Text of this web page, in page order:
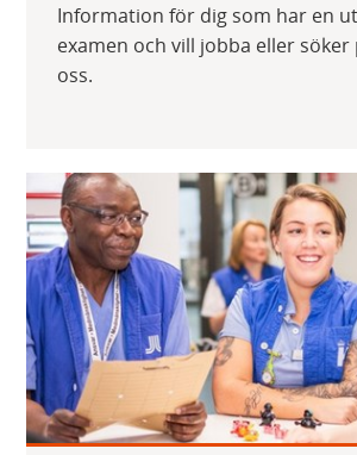
Information för dig som har en
examen och vill jobba eller
oss.